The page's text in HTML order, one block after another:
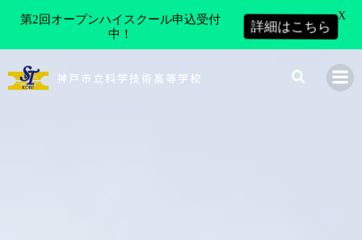
ン
神戸市立科学技術高等学校
第2回オープンハイスクール申込受付
中！
詳細はこちら
X